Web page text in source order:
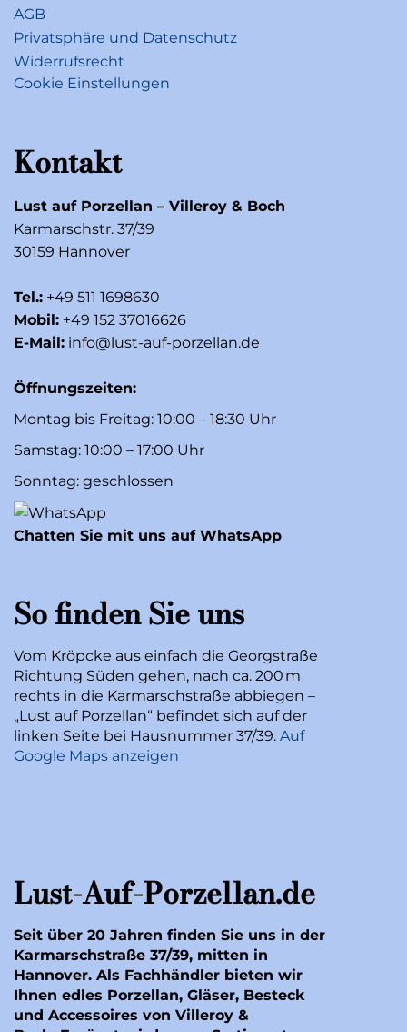
AGB
Privatsphäre und Datenschutz
Widerrufsrecht
Cookie Einstellungen
Kontakt
Lust auf Porzellan – Villeroy & Boch
Karmarschstr. 37/39
30159 Hannover
Tel.: +49 511 1698630
Mobil: +49 152 37016626
E-Mail: info@lust-auf-porzellan.de
Öffnungszeiten:
Montag bis Freitag: 10:00 – 18:30 Uhr
Samstag: 10:00 – 17:00 Uhr
Sonntag: geschlossen
Chatten Sie mit uns auf WhatsApp
So finden Sie uns
Vom Kröpcke aus einfach die Georgstraße
Richtung Süden gehen, nach ca. 200 m
rechts in die Karmarschstraße abbiegen –
„Lust auf Porzellan“ befindet sich auf der
linken Seite bei Hausnummer 37/39. Auf
Google Maps anzeigen
Lust-Auf-Porzellan.de
Seit über 20 Jahren finden Sie uns in der
Karmarschstraße 37/39, mitten in
Hannover. Als Fachhändler bieten wir
Ihnen edles Porzellan, Gläser, Besteck
und Accessoires von Villeroy &